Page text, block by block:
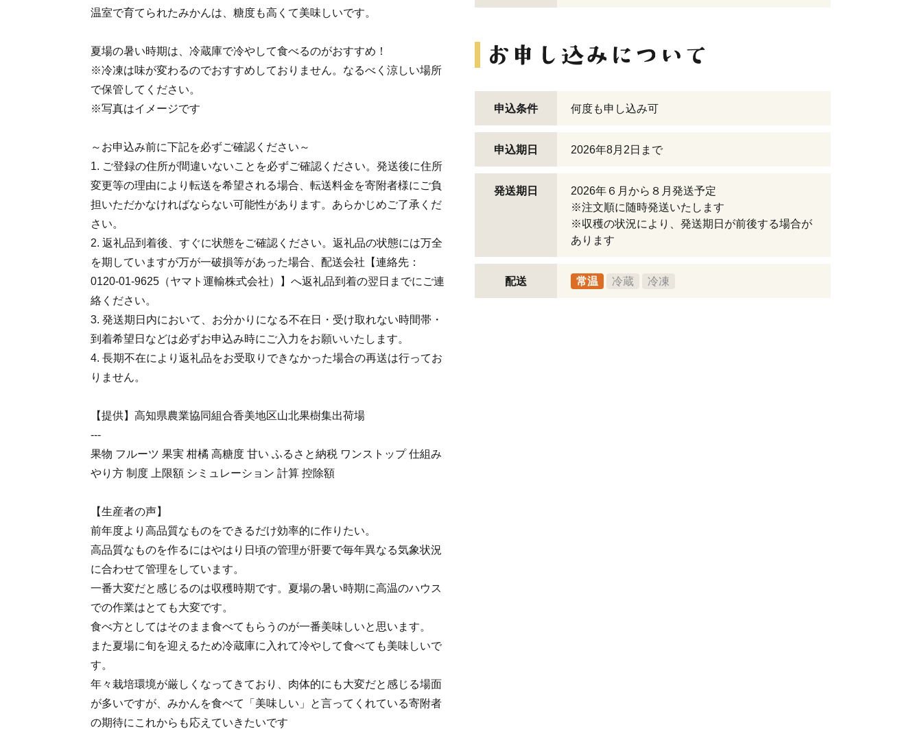
温室で育てられたみかんは、糖度も高くて美味しいです。
夏場の暑い時期は、冷蔵庫で冷やして食べるのがおすすめ！
※冷凍は味が変わるのでおすすめしておりません。なるべく涼しい場所
で保管してください。
※写真はイメージです
～お申込み前に下記を必ずご確認ください～
1. ご登録の住所が間違いないことを必ずご確認ください。発送後に住所
変更等の理由により転送を希望される場合、転送料金を寄附者様にご負
担いただかなければならない可能性があります。あらかじめご了承くだ
さい。
2. 返礼品到着後、すぐに状態をご確認ください。返礼品の状態には万全
を期していますが万が一破損等があった場合、配送会社【連絡先：
0120-01-9625（ヤマト運輸株式会社）】へ返礼品到着の翌日までにご連
絡ください。
3. 発送期日内において、お分かりになる不在日・受け取れない時間帯・
到着希望日などは必ずお申込み時にご入力をお願いいたします。
4. 長期不在により返礼品をお受取りできなかった場合の再送は行ってお
りません。
【提供】高知県農業協同組合香美地区山北果樹集出荷場
---
果物 フルーツ 果実 柑橘 高糖度 甘い ふるさと納税 ワンストップ 仕組み
やり方 制度 上限額 シミュレーション 計算 控除額
【生産者の声】
前年度より高品質なものをできるだけ効率的に作りたい。
高品質なものを作るにはやはり日頃の管理が肝要で毎年異なる気象状況
に合わせて管理をしています。
一番大変だと感じるのは収穫時期です。夏場の暑い時期に高温のハウス
での作業はとても大変です。
食べ方としてはそのまま食べてもらうのが一番美味しいと思います。
また夏場に旬を迎えるため冷蔵庫に入れて冷やして食べても美味しいで
す。
年々栽培環境が厳しくなってきており、肉体的にも大変だと感じる場面
が多いですが、みかんを食べて「美味しい」と言ってくれている寄附者
の期待にこれからも応えていきたいです
申込条件 何度も申し込み可
申込期日 2026年8月2日まで
発送期日
2026年６月から８月発送予定
※注文順に随時発送いたします
※収穫の状況により、発送期日が前後する場合が
あります
配送 常温 冷蔵 冷凍